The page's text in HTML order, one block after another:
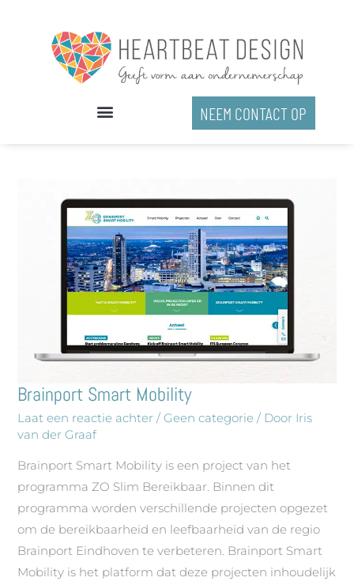
NEEM CONTACT OP
Brainport Smart Mobility
Laat een reactie achter /Geen categorie / Door Iris
van der Graaf
Brainport Smart Mobility is een project van het
programma ZO Slim Bereikbaar. Binnen dit
programma worden verschillende projecten opgezet
om de bereikbaarheid en leefbaarheid van de regio
Brainport Eindhoven te verbeteren. Brainport Smart
Mobility is het platform dat deze projecten inhoudelijk
Brainport
Smart
Mobility